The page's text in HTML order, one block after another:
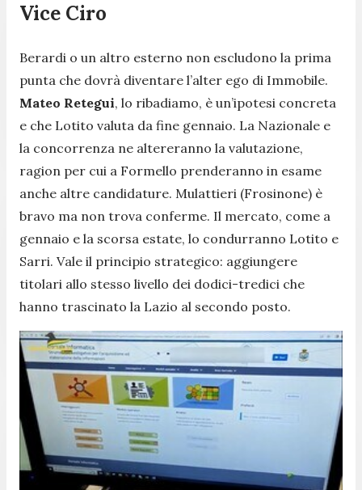
Vice Ciro
Berardi o un altro esterno non escludono la prima
punta che dovrà diventare l’alter ego di Immobile.
Mateo Retegui, lo ribadiamo, è un’ipotesi concreta
e che Lotito valuta da fine gennaio. La Nazionale e
la concorrenza ne altereranno la valutazione,
ragion per cui a Formello prenderanno in esame
anche altre candidature. Mulattieri (Frosinone) è
bravo ma non trova conferme. Il mercato, come a
gennaio e la scorsa estate, lo condurranno Lotito e
Sarri. Vale il principio strategico: aggiungere
titolari allo stesso livello dei dodici-tredici che
hanno trascinato la Lazio al secondo posto.